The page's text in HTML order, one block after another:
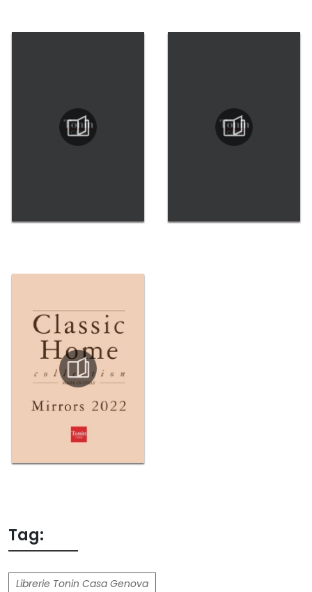
Tag:
Librerie Tonin Casa Genova